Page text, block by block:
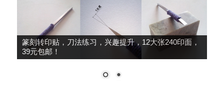
篆刻转印贴，刀法练习，兴趣提升，12大张240印面，
39元包邮！